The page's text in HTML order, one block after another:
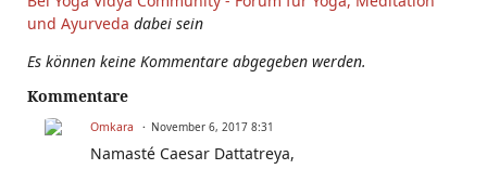
und Ayurveda dabei sein
Es können keine Kommentare abgegeben werden.
Kommentare
Omkara November 6, 2017 8:31
Namasté Caesar Dattatreya,